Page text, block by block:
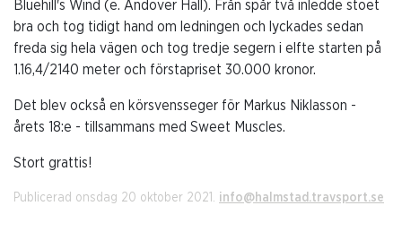
Bluehill's Wind (e. Andover Hall). Från spår två inledde stoet
bra och tog tidigt hand om ledningen och lyckades sedan
freda sig hela vägen och tog tredje segern i elfte starten på
1.16,4/2140 meter och förstapriset 30.000 kronor.
Det blev också en körsvensseger för Markus Niklasson -
årets 18:e - tillsammans med Sweet Muscles.
Stort grattis!
Publicerad onsdag 20 oktober 2021. info@halmstad.travsport.se